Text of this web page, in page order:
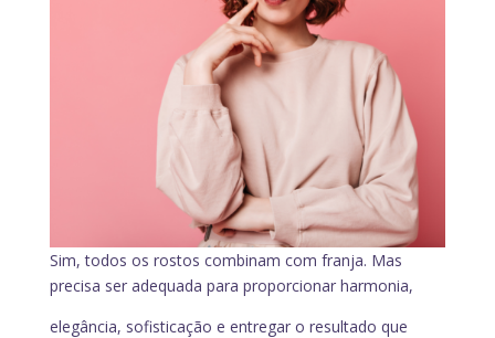
Sim, todos os rostos combinam com franja. Mas
precisa ser adequada para proporcionar harmonia,
elegância, sofisticação e entregar o resultado que